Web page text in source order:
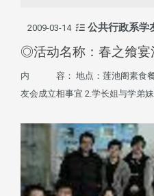
2009-03-14 公共行政系学
◎活动名称：春之飨宴
内 容： 地点：莲池阁素食餐
友会成立相事宜 2.学长姐与学弟